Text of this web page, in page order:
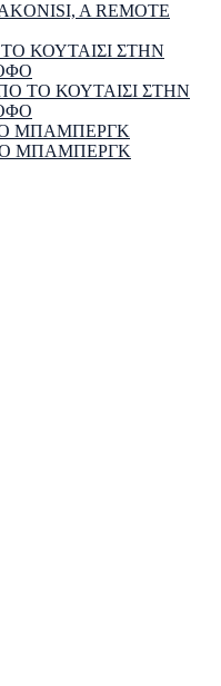
A REMOTE
ΚΟΥΤΑΙΣΙ ΣΤΗΝ
ΤΟ ΚΟΥΤΑΙΣΙ ΣΤΗΝ
ΜΠΑΜΠΕΡΓΚ
ΜΠΑΜΠΕΡΓΚ